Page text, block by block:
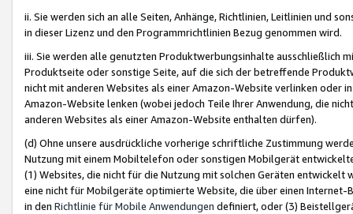
ii. Sie werden sich an alle Seiten, Anhänge, Richtlinien, Leitlinien und
in dieser Lizenz und den Programmrichtlinien Bezug genommen wird.
iii. Sie werden alle genutzten Produktwerbungsinhalte ausschließlich
Produktseite oder sonstige Seite, auf die sich der betreffende
nicht mit anderen Websites als einer Amazon-Website verlinken oder
Amazon-Website lenken (wobei jedoch Teile Ihrer Anwendung, die
anderen Websites als einer Amazon-Website enthalten dürfen).
(d) Ohne unsere ausdrückliche vorherige schriftliche Zustimmung
Nutzung mit einem Mobiltelefon oder sonstigen Mobilgerät
(1) Websites, die nicht für die Nutzung mit solchen Geräten
eine nicht für Mobilgeräte optimierte Website, die über einen
in den Richtlinie für Mobile Anwendungen definiert, oder (3)